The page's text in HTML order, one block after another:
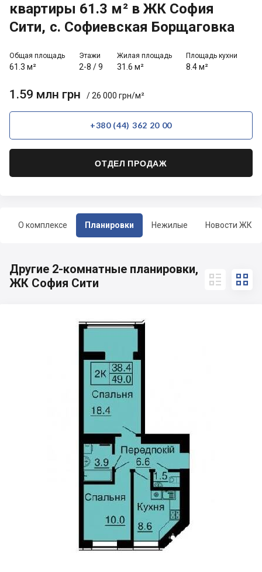
О комплексе Планировки Нежилые Новости ЖК
квартиры 61.3 м² в ЖК София
Сити, с. Софиевская Борщаговка
Общая площадь
61.3 м²
Этажи
2-8 /9
Жилая площадь
31.6 м²
Площадь кухни
8.4 м²
1.59 млн грн / 26 000 грн/м²
+380 (44) 362 20 00
ОТДЕЛ ПРОДАЖ
Другие 2-комнатные планировки,
ЖК София Сити
 